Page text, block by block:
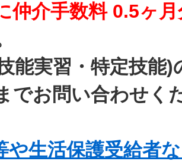
仲介手数料 0.5ヶ
能実習・特定技能
でお問い合わせく
や生活保護受給者